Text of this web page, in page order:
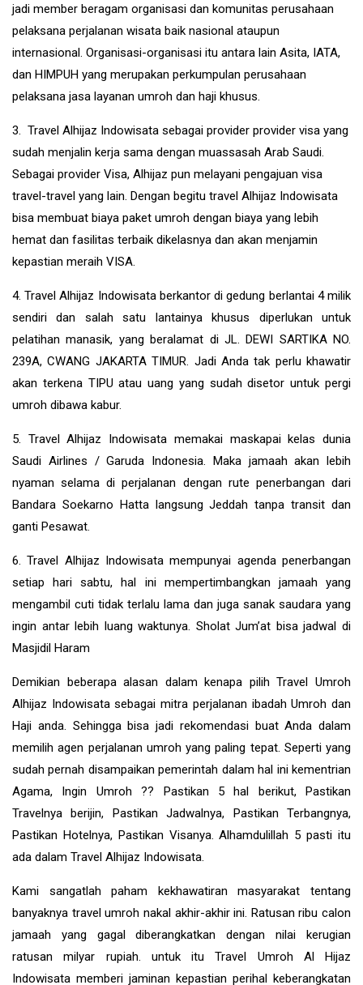
jadi member beragam organisasi dan komunitas perusahaan
pelaksana perjalanan wisata baik nasional ataupun
internasional. Organisasi-organisasi itu antara lain Asita, IATA,
dan HIMPUH yang merupakan perkumpulan perusahaan
pelaksana jasa layanan umroh dan haji khusus.
3. Travel Alhijaz Indowisata sebagai provider provider visa yang
sudah menjalin kerja sama dengan muassasah Arab Saudi.
Sebagai provider Visa, Alhijaz pun melayani pengajuan visa
travel-travel yang lain. Dengan begitu travel Alhijaz Indowisata
bisa membuat biaya paket umroh dengan biaya yang lebih
hemat dan fasilitas terbaik dikelasnya dan akan menjamin
kepastian meraih VISA.
4. Travel Alhijaz Indowisata berkantor di gedung berlantai 4 milik
sendiri dan salah satu lantainya khusus diperlukan untuk
pelatihan manasik, yang beralamat di JL. DEWI SARTIKA NO.
239A, CWANG JAKARTA TIMUR. Jadi Anda tak perlu khawatir
akan terkena TIPU atau uang yang sudah disetor untuk pergi
umroh dibawa kabur.
5. Travel Alhijaz Indowisata memakai maskapai kelas dunia
Saudi Airlines / Garuda Indonesia. Maka jamaah akan lebih
nyaman selama di perjalanan dengan rute penerbangan dari
Bandara Soekarno Hatta langsung Jeddah tanpa transit dan
ganti Pesawat.
6. Travel Alhijaz Indowisata mempunyai agenda penerbangan
setiap hari sabtu, hal ini mempertimbangkan jamaah yang
mengambil cuti tidak terlalu lama dan juga sanak saudara yang
ingin antar lebih luang waktunya. Sholat Jum’at bisa jadwal di
Masjidil Haram
Demikian beberapa alasan dalam kenapa pilih Travel Umroh
Alhijaz Indowisata sebagai mitra perjalanan ibadah Umroh dan
Haji anda. Sehingga bisa jadi rekomendasi buat Anda dalam
memilih agen perjalanan umroh yang paling tepat. Seperti yang
sudah pernah disampaikan pemerintah dalam hal ini kementrian
Agama, Ingin Umroh ?? Pastikan 5 hal berikut, Pastikan
Travelnya berijin, Pastikan Jadwalnya, Pastikan Terbangnya,
Pastikan Hotelnya, Pastikan Visanya. Alhamdulillah 5 pasti itu
ada dalam Travel Alhijaz Indowisata.
Kami sangatlah paham kekhawatiran masyarakat tentang
banyaknya travel umroh nakal akhir-akhir ini. Ratusan ribu calon
jamaah yang gagal diberangkatkan dengan nilai kerugian
ratusan milyar rupiah. untuk itu Travel Umroh Al Hijaz
Indowisata memberi jaminan kepastian perihal keberangkatan